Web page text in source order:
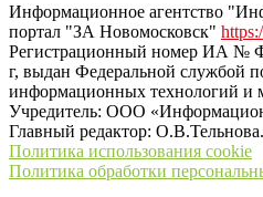
Информационное агентство
портал "ЗА Новомосковск"
Регистрационный номер ИА №
г, выдан Федеральной службой
информационных технологий и
Учредитель: ООО
Главный редактор: О.В.Тельнова.
Политика использования cookie
Политика обработки